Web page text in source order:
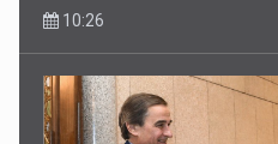
10:26